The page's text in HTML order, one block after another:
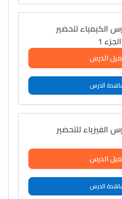
+ de
الكيمياء لتحضير
1
الدرس
الدرس
الفيزياء للتحضير
الدرس
الدرس